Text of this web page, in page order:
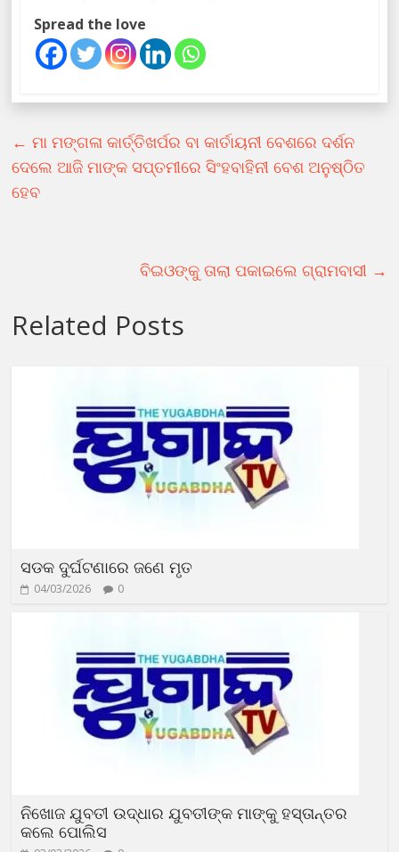
Spread the love
← ମା ମଙ୍ଗଳା କାର୍ତ୍ତିଖର୍ପର ବା କାର୍ତାୟନୀ ବେଶରେ ଦର୍ଶନ
ଦେଲେ ଆଜି ମାଙ୍କ ସପ୍ତମୀରେ ସିଂହବାହିନୀ ବେଶ ଅନୁଷ୍ଠିତ
ହେବ
ବିଇଓଙ୍କୁ ତାଲା ପକାଇଲେ ଗ୍ରାମବାସୀ →
Related Posts
ସଡକ ଦୁର୍ଘଟଣାରେ ଜଣେ ମୃତ
04/03/2026 0
ନିଖୋଜ ଯୁବତୀ ଉଦ୍ଧାର ଯୁବତୀଙ୍କ ମାଙ୍କୁ ହସ୍ତାନ୍ତର
କଲେ ପୋଲିସ